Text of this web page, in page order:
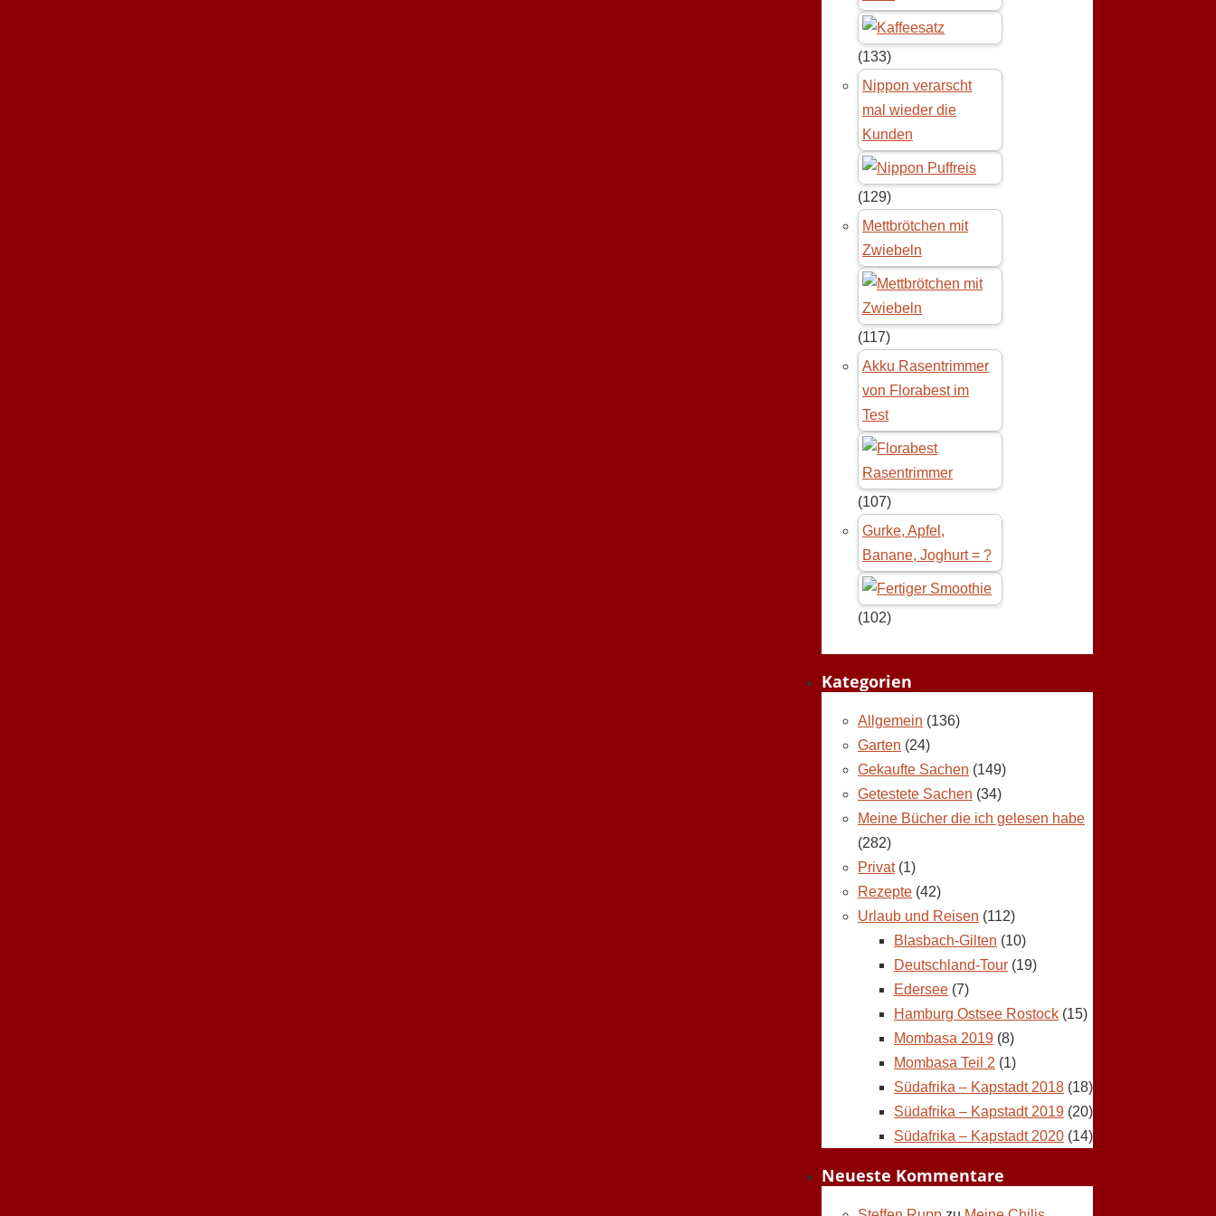
(133)
Nippon verarscht
mal wieder die
Kunden
(129)
Mettbrötchen mit
Zwiebeln
(117)
Akku Rasentrimmer
von Florabest im
Test
(107)
Gurke, Apfel,
Banane, Joghurt = ?
(102)
Kategorien
Allgemein (136)
Garten (24)
Gekaufte Sachen (149)
Getestete Sachen (34)
Meine Bücher die ich gelesen habe
(282)
Privat(1)
Rezepte (42)
Urlaub und Reisen (112)
Blasbach-Gilten (10)
Deutschland-Tour (19)
Edersee (7)
Hamburg Ostsee Rostock (15)
Mombasa 2019 (8)
Mombasa Teil 2 (1)
Südafrika – Kapstadt 2018 (18)
Südafrika – Kapstadt 2019 (20)
Südafrika – Kapstadt 2020 (14)
Neueste Kommentare